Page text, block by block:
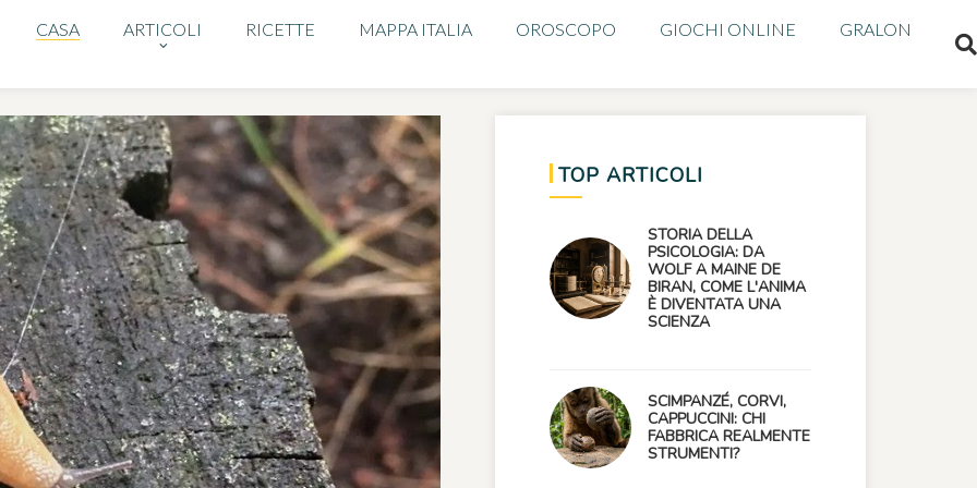
CASA ARTICOLI RICETTE MAPPA ITALIA OROSCOPO GIOCHI ONLINE GRALON
TOP ARTICOLI
STORIA DELLA
PSICOLOGIA: DA
WOLF A MAINE DE
BIRAN, COME L'ANIMA
È DIVENTATA UNA
SCIENZA
SCIMPANZÉ, CORVI,
CAPPUCCINI: CHI
FABBRICA REALMENTE
STRUMENTI?